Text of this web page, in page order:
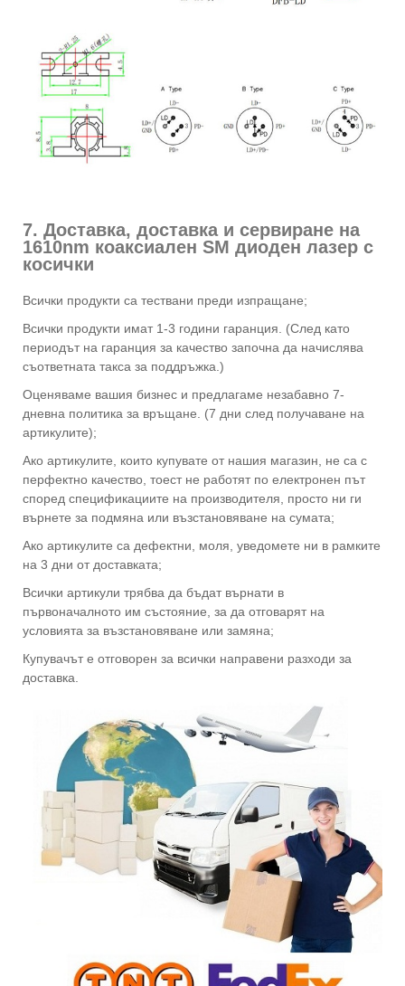
7. Доставка, доставка и сервиране на
1610nm коаксиален SM диоден лазер с
косички
Всички продукти са тествани преди изпращане;
Всички продукти имат 1-3 години гаранция. (След като
периодът на гаранция за качество започна да начислява
съответната такса за поддръжка.)
Оценяваме вашия бизнес и предлагаме незабавно 7-
дневна политика за връщане. (7 дни след получаване на
артикулите);
Ако артикулите, които купувате от нашия магазин, не са с
перфектно качество, тоест не работят по електронен път
според спецификациите на производителя, просто ни ги
върнете за подмяна или възстановяване на сумата;
Ако артикулите са дефектни, моля, уведомете ни в рамките
на 3 дни от доставката;
Всички артикули трябва да бъдат върнати в
първоначалното им състояние, за да отговарят на
условията за възстановяване или замяна;
Купувачът е отговорен за всички направени разходи за
доставка.